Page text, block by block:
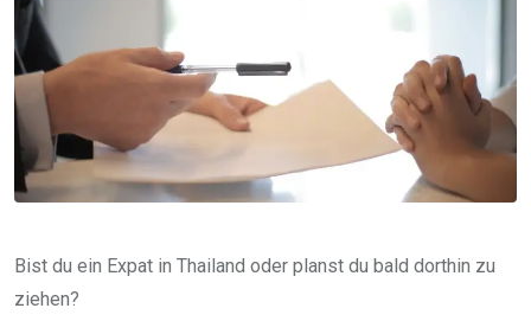
Bist du ein Expat in Thailand oder planst du bald dorthin zu
ziehen?